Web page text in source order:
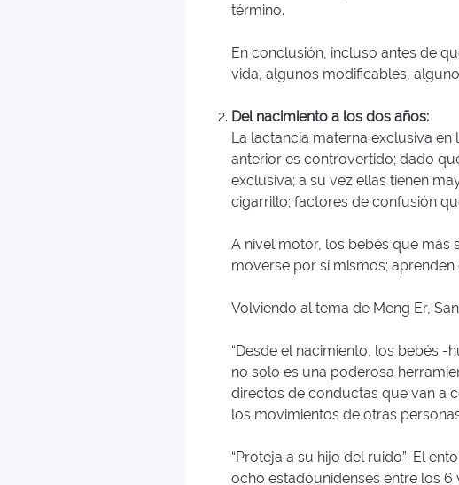
término.
En conclusión, incluso antes de
vida, algunos modificables,
Del nacimiento a los dos años:
La lactancia materna exclusiva
anterior es controvertido; dado
exclusiva; a su vez ellas tienen
cigarrillo; factores de confusión
A nivel motor, los bebés que más
moverse por sí mismos;
Volviendo al tema de Meng Er,
“Desde el nacimiento, los bebés
no solo es una poderosa
directos de conductas que van a
los movimientos de otras
“Proteja a su hijo del ruido”: El
ocho estadounidenses entre los 6